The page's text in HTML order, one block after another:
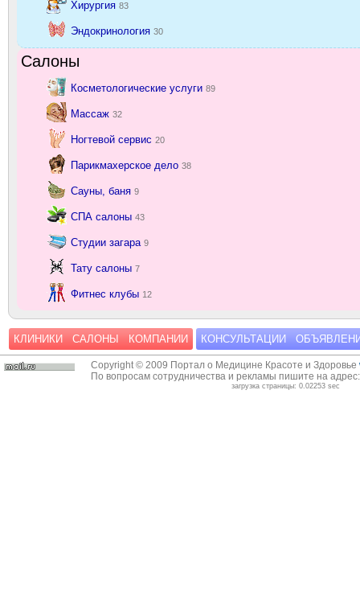
Хирургия 83
Эндокринология 30
Салоны
Косметологические услуги 89
Массаж 32
Ногтевой сервис 20
Парикмахерское дело 38
Сауны, баня 9
СПА салоны 43
Студии загара 9
Тату салоны 7
Фитнес клубы 12
КЛИНИКИ САЛОНЫ КОМПАНИИ КОНСУЛЬТАЦИИ
Copyright © 2009 Портал о Медицине Красоте и Здоровье
По вопросам сотрудничества и рекламы пишите на
загрузка страницы: 0.02253 sec